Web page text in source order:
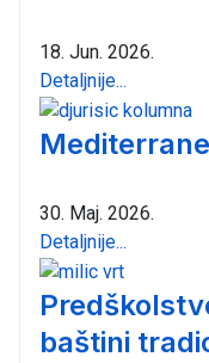
18. Jun. 2026.
Detaljnije...
30. Maj. 2026.
Detaljnije...
baštini